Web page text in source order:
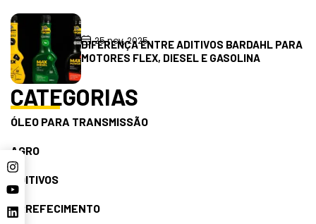
25 nov, 2025
DIFERENÇA ENTRE ADITIVOS BARDAHL PARA
MOTORES FLEX, DIESEL E GASOLINA
CATEGORIAS
ÓLEO PARA TRANSMISSÃO
AGRO
ADITIVOS
ARREFECIMENTO